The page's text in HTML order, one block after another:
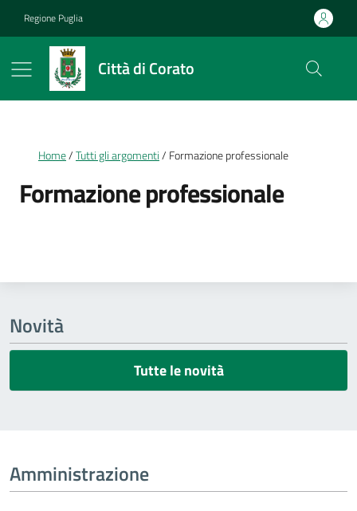
Regione Puglia
Città di Corato
Briciole di pane
Home Tutti gli argomenti Formazione professionale
Formazione professionale
Novità
Tutte le novità
Amministrazione